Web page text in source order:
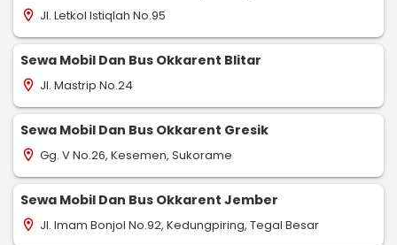
location_on Jl. Letkol Istiqlah No.95
Sewa Mobil Dan Bus Okkarent Blitar
location_on Jl. Mastrip No.24
Sewa Mobil Dan Bus Okkarent Gresik
location_on Gg. V No.26, Kesemen, Sukorame
Sewa Mobil Dan Bus Okkarent Jember
location_on Jl. Imam Bonjol No.92, Kedungpiring, Tegal Besar